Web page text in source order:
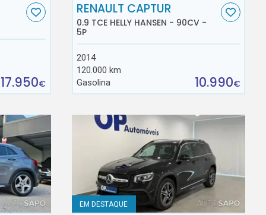
17.950€
RENAULT CAPTUR
0.9 TCE HELLY HANSEN - 90CV -
5P
2014
120.000 km
Gasolina
10.990€
EM DESTAQUE